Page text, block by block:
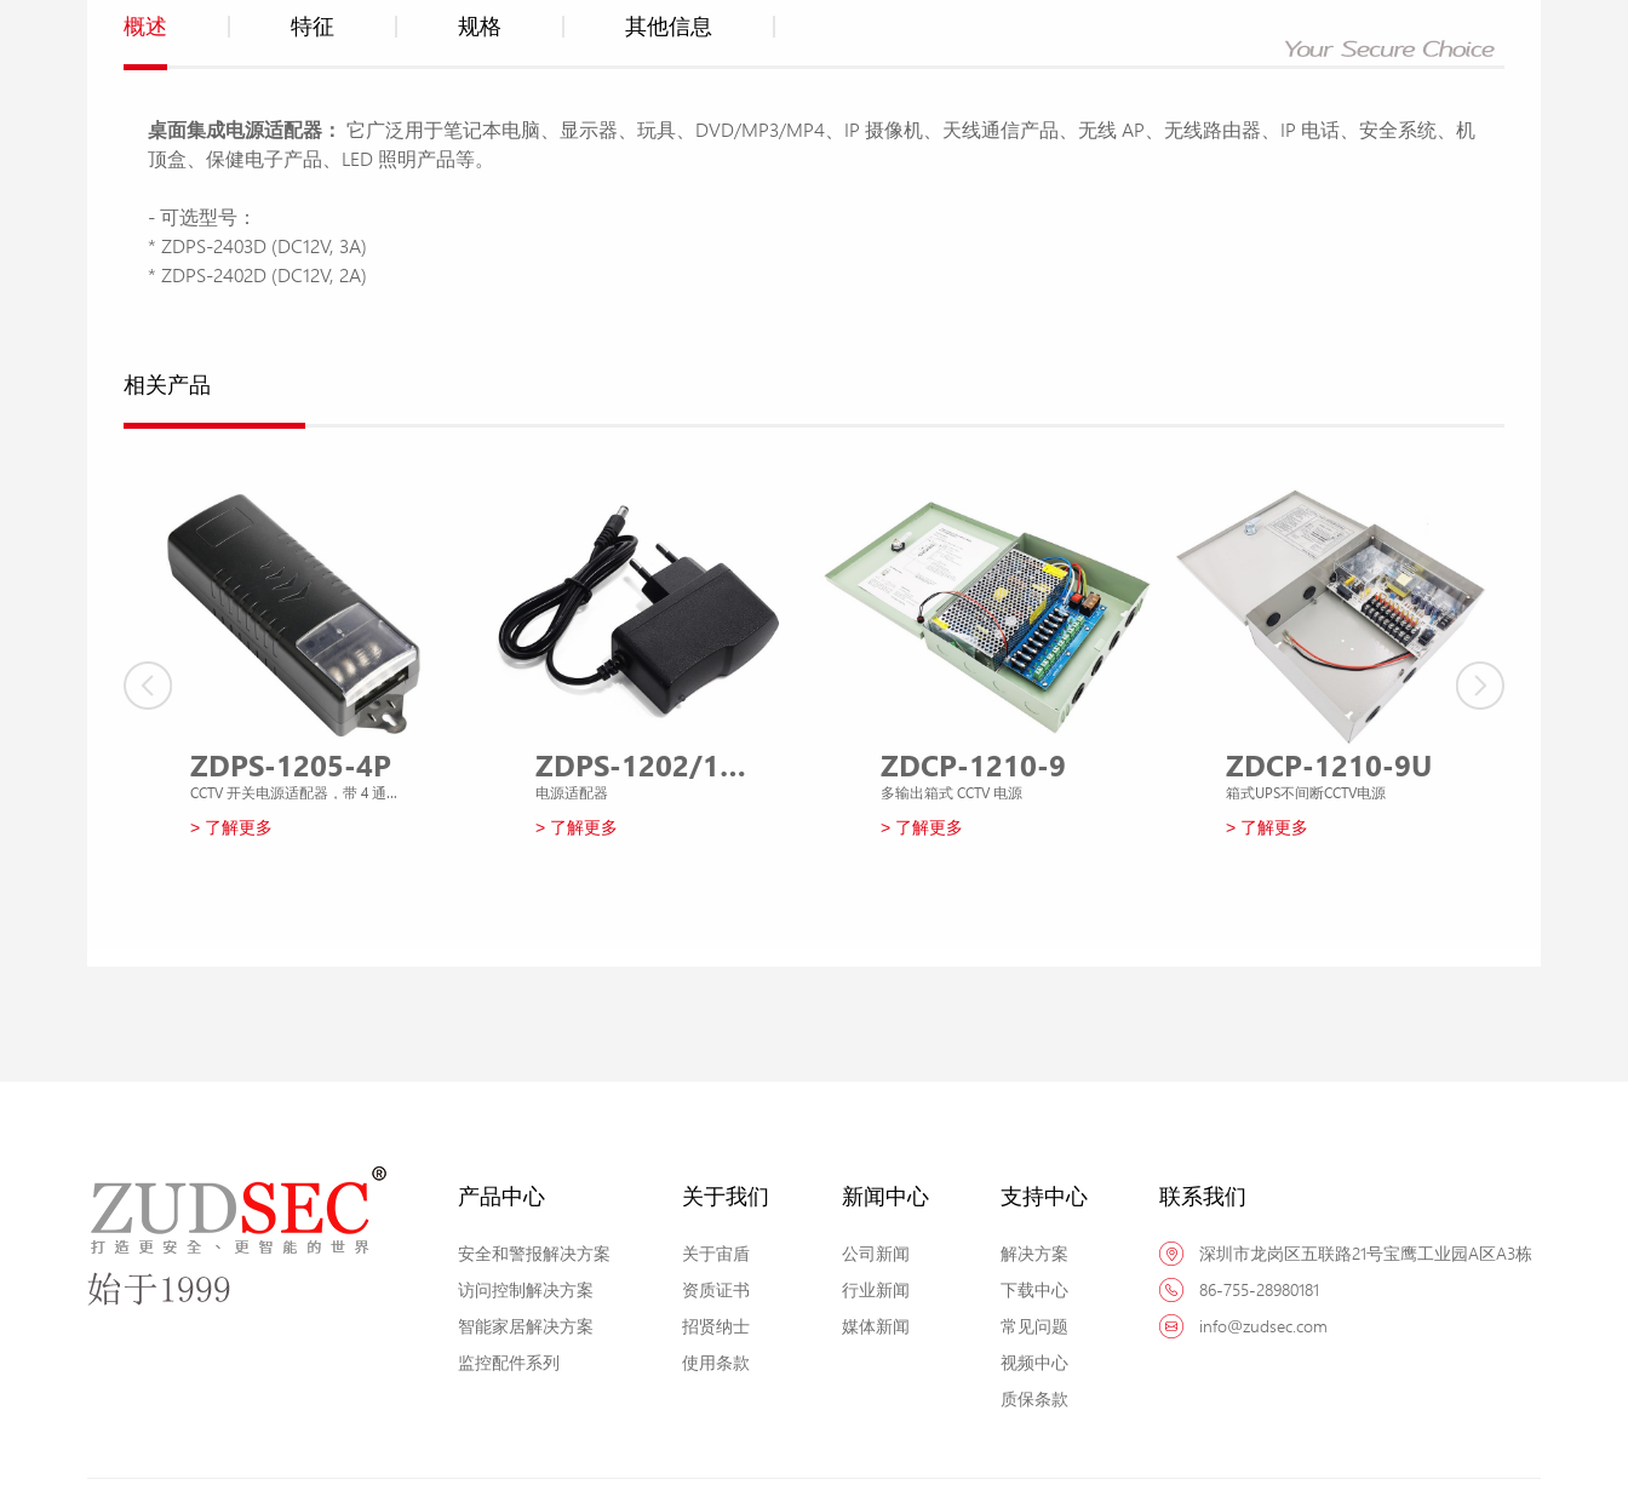
概述 特征 规格 其他信息
桌面集成电源适配器： 它广泛用于笔记本电脑、显示器、玩具、DVD/MP3/MP4、IP 摄像机、天线通信产品、无线 AP、无线路由器、IP 电话、安全系统、机
顶盒、保健电子产品、LED 照明产品等。
- 可选型号：
* ZDPS-2403D (DC12V, 3A)
* ZDPS-2402D (DC12V, 2A)
相关产品
ZDPS-1205-4P
CCTV 开关电源适配器，带 4 通道输出
> 了解更多
ZDPS-1202/1201/2402/24015
电源适配器
> 了解更多
ZDCP-1210-9
多输出箱式 CCTV 电源
> 了解更多
ZDCP-1210-9U
箱式UPS不间断CCTV电源
> 了解更多
产品中心
安全和警报解决方案
访问控制解决方案
智能家居解决方案
监控配件系列
关于我们
关于宙盾
资质证书
招贤纳士
使用条款
新闻中心
公司新闻
行业新闻
媒体新闻
支持中心
解决方案
下载中心
常见问题
视频中心
质保条款
联系我们
深圳市龙岗区五联路21号宝鹰工业园A区A3栋
86-755-28980181
info@zudsec.com